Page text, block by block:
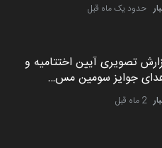
حدود یک ماه قبل
تصویری آیین اختتامیه و
جوایز سومین مس…
2 ماه قبل